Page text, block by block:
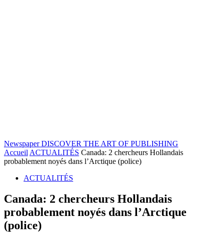
Newspaper DISCOVER THE ART OF PUBLISHING
Accueil ACTUALITÉS Canada: 2 chercheurs Hollandais
probablement noyés dans l’Arctique (police)
ACTUALITÉS
Canada: 2 chercheurs Hollandais
probablement noyés dans l’Arctique
(police)